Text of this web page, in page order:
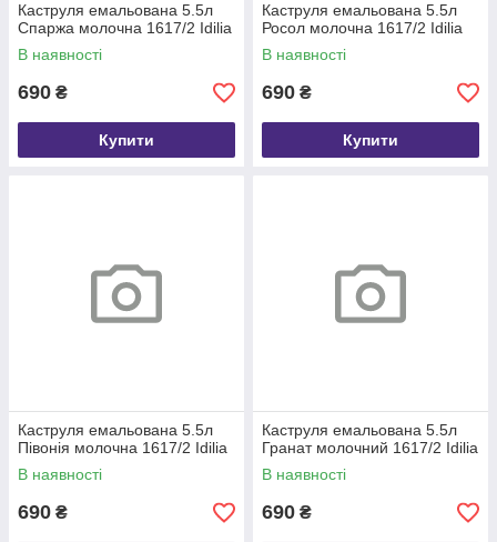
Каструля емальована 5.5л
Спаржа молочна 1617/2 Idilia
В наявності
690 ₴
Купити
Каструля емальована 5.5л
Росол молочна 1617/2 Idilia
В наявності
690 ₴
Купити
Каструля емальована 5.5л
Півонія молочна 1617/2 Idilia
В наявності
690 ₴
Каструля емальована 5.5л
Гранат молочний 1617/2 Idilia
В наявності
690 ₴